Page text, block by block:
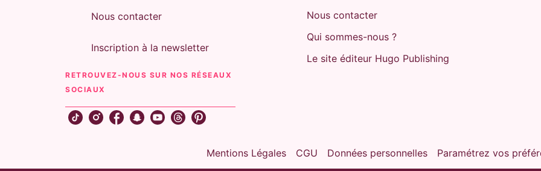
Nous contacter
Inscription à la newsletter
RETROUVEZ-NOUS SUR NOS RÉSEAUX
SOCIAUX
Nous contacter
Qui sommes-nous ?
Le site éditeur Hugo Publishing
Mentions Légales CGU Données personnelles Paramétrez vos